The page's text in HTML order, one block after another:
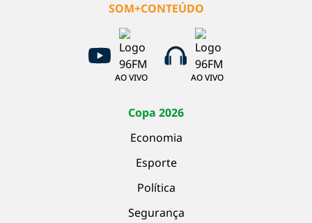
SOM+CONTEÚDO
AO VIVO AO VIVO
Copa 2026
Economia
Esporte
Política
Segurança